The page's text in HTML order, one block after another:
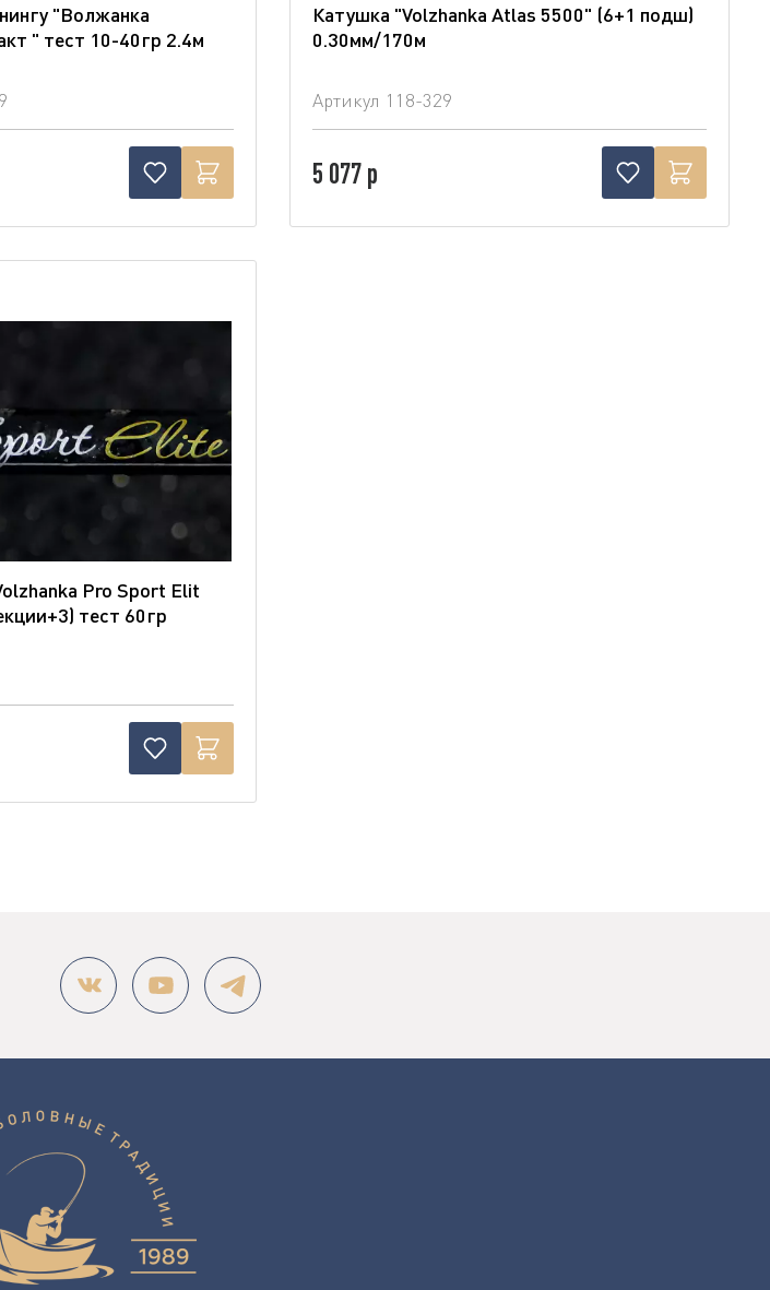
"Волжанка
" тест 10-40гр 2.4м
Катушка "Volzhanka Atlas 5500" (6+1 подш)
0.30мм/170м
Артикул 118-329
5 077 р
Pro Sport Elit
тест 60гр